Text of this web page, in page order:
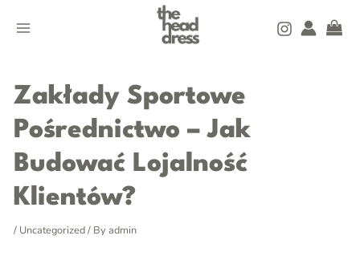
MENU
Zakłady Sportowe
Pośrednictwo – Jak
Budować Lojalność
Klientów?
/ Uncategorized/ By admin
navigation